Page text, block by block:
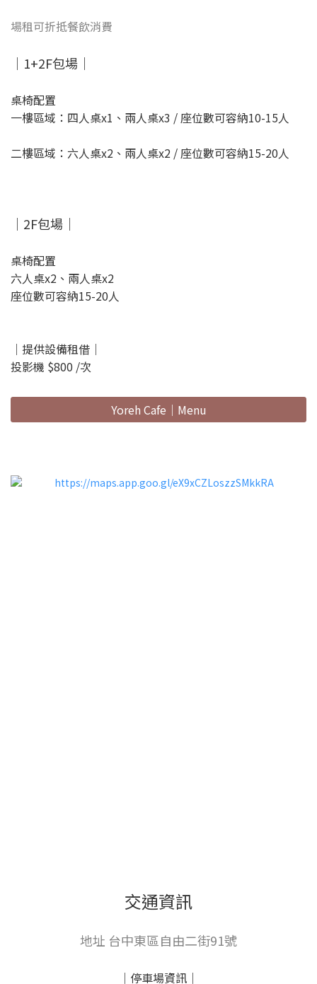
場租可折抵餐飲消費
｜1+2F包場｜
桌椅配置
一樓區域：四人桌x1、兩人桌x3 / 座位數可容納10-15人
二樓區域：六人桌x2、兩人桌x2 / 座位數可容納15-20人
｜2F包場｜
桌椅配置
六人桌x2、兩人桌x2
座位數可容納15-20人
｜提供設備租借｜
投影機 $800 /次
Yoreh Cafe｜Menu
交通資訊
地址 台中東區自由二街91號
｜停車場資訊｜